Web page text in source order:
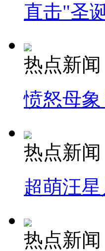
直击"圣
热点新闻
愤怒母
热点新闻
超萌汪
热点新闻